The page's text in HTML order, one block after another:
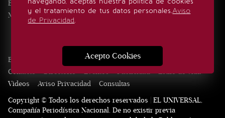
y el tratamiento de tus datos personales.Aviso
de Privacidad.
Acepto Cookies
Estilo de vida
Minuto x Minuto
Edición Impresa Noticias Quiénes somos
Contacto
Directorio Eventos Publicidad
Estilo de vida
Videos
Aviso Privacidad
Consultas
Copyright © Todos los derechos reservados | EL UNIVERSAL,
Compañía Periodística Nacional. De no existir previa